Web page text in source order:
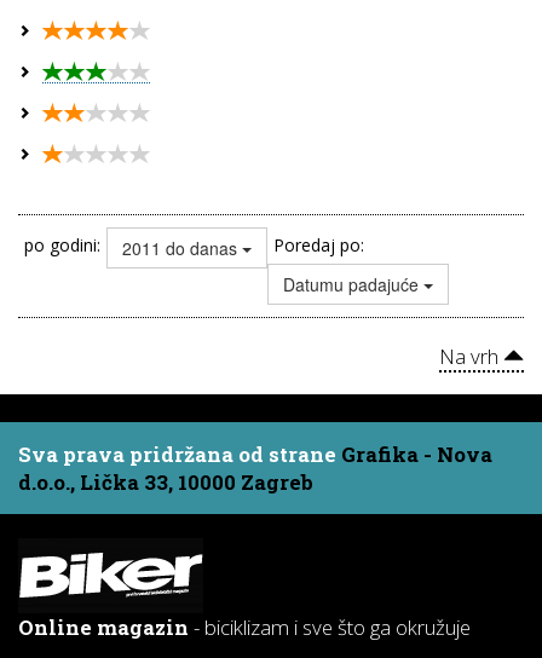
po godini: 2011 do danas Poredaj po:
Datumu padajuće
Na vrh
Sva prava pridržana od strane Grafika - Nova
d.o.o., Lička 33, 10000 Zagreb
Online magazin - biciklizam i sve što ga okružuje